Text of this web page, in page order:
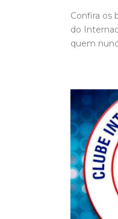
Confira os
do
quem